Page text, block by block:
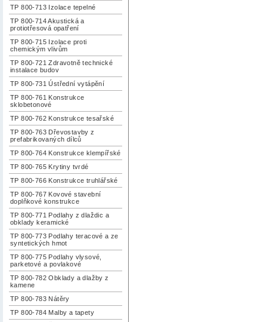
TP 800-713 Izolace tepelné
TP 800-714 Akustická a
protiotřesová opatření
TP 800-715 Izolace proti
chemickým vlivům
TP 800-721 Zdravotně technické
instalace budov
TP 800-731 Ústřední vytápění
TP 800-761 Konstrukce
sklobetonové
TP 800-762 Konstrukce tesařské
TP 800-763 Dřevostavby z
prefabrikovaných dílců
TP 800-764 Konstrukce klempířské
TP 800-765 Krytiny tvrdé
TP 800-766 Konstrukce truhlářské
TP 800-767 Kovové stavební
doplňkové konstrukce
TP 800-771 Podlahy z dlaždic a
obklady keramické
TP 800-773 Podlahy teracové a ze
syntetických hmot
TP 800-775 Podlahy vlysové,
parketové a povlakové
TP 800-782 Obklady a dlažby z
kamene
TP 800-783 Nátěry
TP 800-784 Malby a tapety